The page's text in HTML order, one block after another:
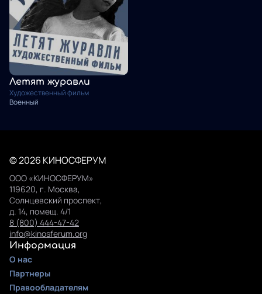
Летят журавли
Художественный фильм
Военный
© 2026 КИНОСФЕРУМ
ООО «КИНОСФЕРУМ»
119620, г. Москва,
Солнцевский проспект,
д. 14, помещ. 4/1
8 (800) 444-47-42
info@kinosferum.org
Информация
О нас
Партнеры
Правообладателям